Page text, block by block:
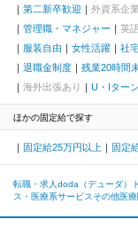
第二新卒歓迎 外資系企業
管理職・マネジャー
英
服装自由
女性活躍 社
退職金制度
残業20時間
海外出張あり
U・Iター
ほかの固定給で探す
固定給25万円以上 固定
転職・求人doda（デューダ）
ス・医療系サービス その他医